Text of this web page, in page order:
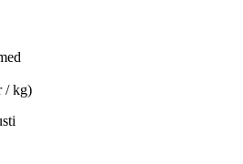
/ kg)